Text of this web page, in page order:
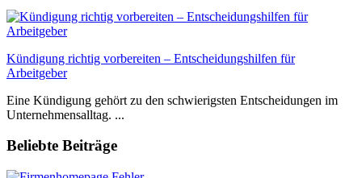
Kündigung richtig vorbereiten – Entscheidungshilfen für
Arbeitgeber
Eine Kündigung gehört zu den schwierigsten Entscheidungen im
Unternehmensalltag. ...
Beliebte Beiträge